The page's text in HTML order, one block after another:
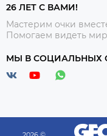
26 ЛЕТ С ВАМИ!
Мастерим очки
Помогаем видеть
МЫ В СОЦИАЛЬНЫХ